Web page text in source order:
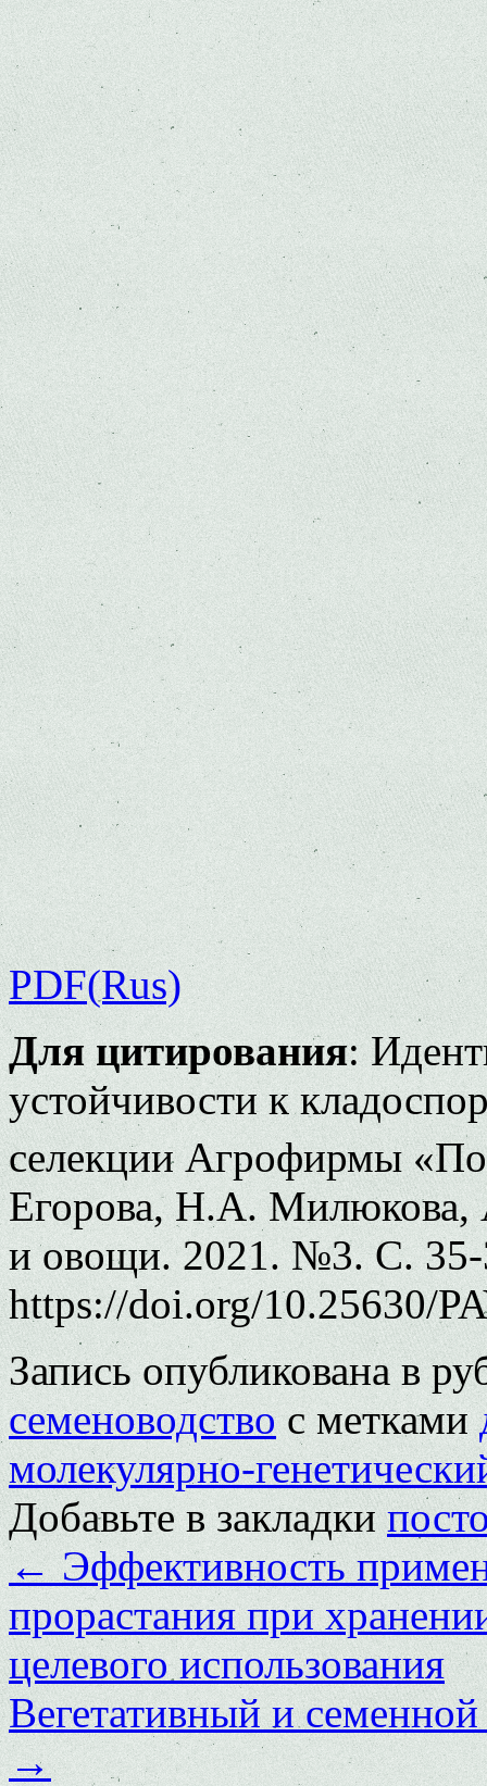
PDF(Rus)
Для цитирования:
устойчивости к
селекции Агрофирмы
Егорова, Н.А. Милюкова,
и овощи. 2021. №3. С.
https://doi.org/10.25630/
Запись опубликована в
семеноводствос метками
молекулярно-
Добавьте в закладки
←Эффективность
прорастания при
целевого использования
Вегетативный и
→